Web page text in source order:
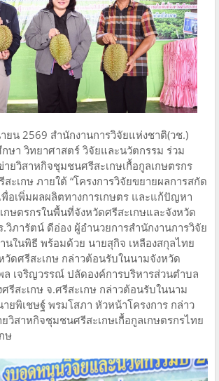
น 2569 สำนักงานการวิจัยแห่งชาติ(วช.)
ษา วิทยาศาสตร์ วิจัยและนวัตกรรม ร่วม
ายวิสาหกิจชุมชนศรีสะเกษเกื้อกูลเกษตรกร
ะเกษ ภายใต้ “โครงการวิจัยขยายผลการสกัด
อเพิ่มผลผลิตทางการเกษตร และแก้ปัญหา
ษตรกรในพื้นที่จังหวัดศรีสะเกษและจังหวัด
.วิภารัตน์ ดีอ่อง ผู้อำนวยการสำนักงานการวิจัย
นในพิธี พร้อมด้วย นายสุกิจ เหลืองสกุลไทย
วัดศรีสะเกษ กล่าวต้อนรับในนามจังหวัด
ล เจริญวรรณ์ ปลัดองค์การบริหารส่วนตำบล
รีสะเกษ จ.ศรีสะเกษ กล่าวต้อนรับในนาม
ยพิเชษฐ์ พรมโสภา หัวหน้าโครงการ กล่าว
วิสาหกิจชุมชนศรีสะเกษเกื้อกูลเกษตรกรไทย
ษ